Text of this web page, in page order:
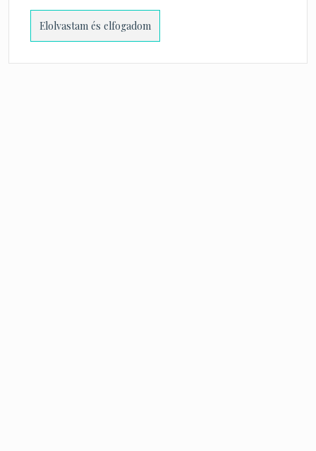
Somlói-torta